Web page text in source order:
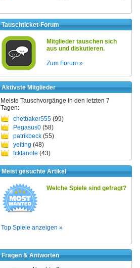
Tauschticket-Forum
Mitglieder tauschen sich
aus und diskutieren.
Zum Forum »
Aktivste Mitglieder
Meiste Tauschvorgänge in den letzten 7
Tagen:
chetbaker555 (99)
Pegasus0 (58)
patrikbeck (55)
yeiting (48)
fckfanole (43)
Meist gesuchte Artikel
Welche Spiele sind gefragt?
Top Spiele anzeigen »
Fragen & Antworten